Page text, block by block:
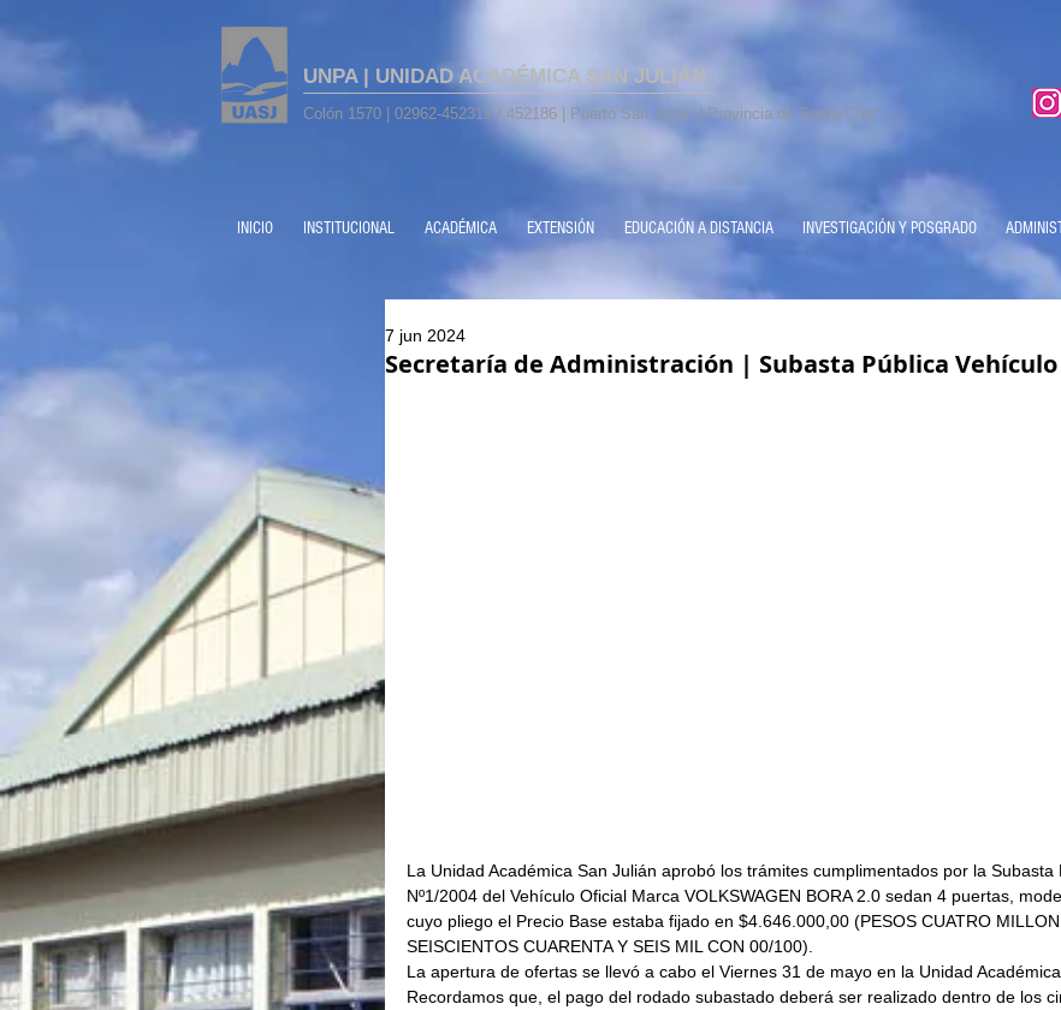
UNPA | UNIDAD ACADÉMICA SAN JULIÁN
Colón 1570 | 02962-452319 / 452186 | Puerto San Julián | Provincia de Santa Cruz
INICIO INSTITUCIONAL ACADÉMICA EXTENSIÓN EDUCACIÓN A DISTANCIA INVESTIGACIÓN Y POSGRADO
Secretaría de Administración | Subasta Pública
7 jun 2024
La Unidad Académica San Julián aprobó los trámites cumplimentados por la Subasta
Nº1/2004 del Vehículo Oficial Marca VOLKSWAGEN BORA 2.0 sedan 4 puertas,
cuyo pliego el Precio Base estaba fijado en $4.646.000,00 (PESOS CUATRO
SEISCIENTOS CUARENTA Y SEIS MIL CON 00/100).
La apertura de ofertas se llevó a cabo el Viernes 31 de mayo en la Unidad Académica
Recordamos que, el pago del rodado subastado deberá ser realizado dentro de los